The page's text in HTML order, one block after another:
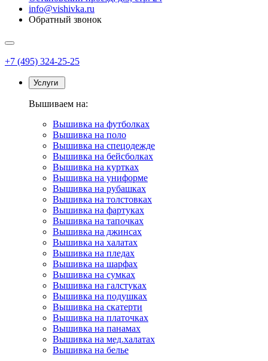
info@vishivka.ru
Обратный звонок
+7 (495) 324-25-25
Услуги
Вышиваем на:
Вышивка на футболках
Вышивка на поло
Вышивка на спецодежде
Вышивка на бейсболках
Вышивка на куртках
Вышивка на униформе
Вышивка на рубашках
Вышивка на толстовках
Вышивка на фартуках
Вышивка на тапочках
Вышивка на джинсах
Вышивка на халатах
Вышивка на пледах
Вышивка на шарфах
Вышивка на сумках
Вышивка на галстуках
Вышивка на подушках
Вышивка на скатерти
Вышивка на платочках
Вышивка на панамах
Вышивка на мед.халатах
Вышивка на белье